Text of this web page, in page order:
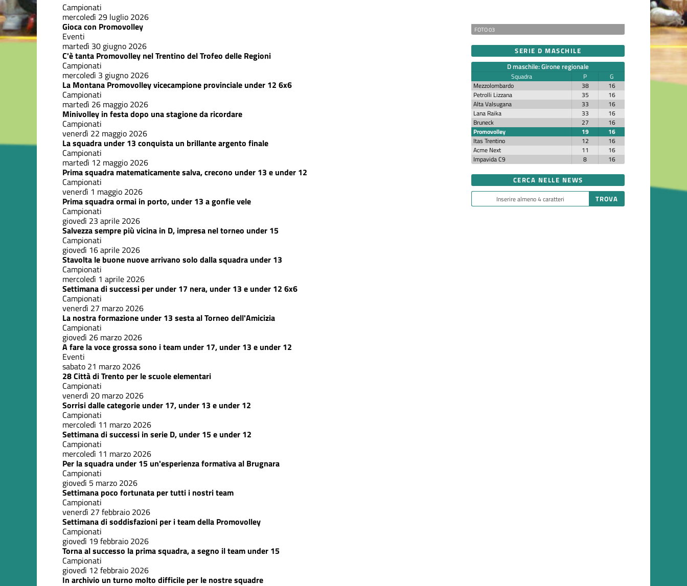
Campionati
mercoledì 29 luglio 2026
Gioca con Promovolley
Eventi
martedì 30 giugno 2026
C'è tanta Promovolley nel Trentino del Trofeo delle Regioni
Campionati
mercoledì 3 giugno 2026
La Montana Promovolley vicecampione provinciale under 12 6x6
Campionati
martedì 26 maggio 2026
Minivolley in festa dopo una stagione da ricordare
Campionati
venerdì 22 maggio 2026
La squadra under 13 conquista un brillante argento finale
Campionati
martedì 12 maggio 2026
Prima squadra matematicamente salva, crecono under 13 e under 12
Campionati
venerdì 1 maggio 2026
Prima squadra ormai in porto, under 13 a gonfie vele
Campionati
giovedì 23 aprile 2026
Salvezza sempre più vicina in D, impresa nel torneo under 15
Campionati
giovedì 16 aprile 2026
Stavolta le buone nuove arrivano solo dalla squadra under 13
Campionati
mercoledì 1 aprile 2026
Settimana di successi per under 17 nera, under 13 e under 12 6x6
Campionati
venerdì 27 marzo 2026
La nostra formazione under 13 sesta al Torneo dell'Amicizia
Campionati
giovedì 26 marzo 2026
A fare la voce grossa sono i team under 17, under 13 e under 12
Eventi
sabato 21 marzo 2026
28 Città di Trento per le scuole elementari
Campionati
venerdì 20 marzo 2026
Sorrisi dalle categorie under 17, under 13 e under 12
Campionati
mercoledì 11 marzo 2026
Settimana di successi in serie D, under 15 e under 12
Campionati
mercoledì 11 marzo 2026
Per la squadra under 15 un'esperienza formativa al Brugnara
Campionati
giovedì 5 marzo 2026
Settimana poco fortunata per tutti i nostri team
Campionati
venerdì 27 febbraio 2026
Settimana di soddisfazioni per i team della Promovolley
Campionati
giovedì 19 febbraio 2026
Torna al successo la prima squadra, a segno il team under 15
Campionati
giovedì 12 febbraio 2026
In archivio un turno molto difficile per le nostre squadre
FOTO 03
SERIE D MASCHILE
D maschile: Girone regionale
Squadra P
G
Mezzolombardo
38
16
Petrolli Lizzana
35
16
Alta Valsugana
33
16
Lana Raika
33
16
Bruneck
27
16
Promovolley
19
16
Itas Trentino
12
16
Acme Next
11
16
Impavida C9
8 16
CERCA NELLE NEWS